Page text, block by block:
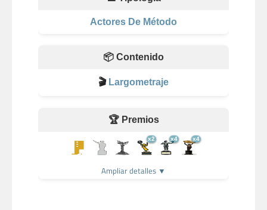
Actores De Método
📦 Contenido
🎬 Largometraje
🏆 Premios
x2 x4 x4
Ampliar detalles ▼